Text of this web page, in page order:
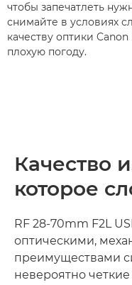
чтобы запечатлеть
снимайте в условиях
качеству оптики
плохую погоду.
Качество
которое
RF 28-70mm F2L
оптическими,
преимуществами
невероятно